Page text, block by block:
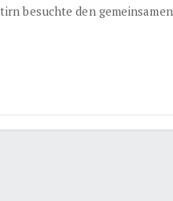
besuchte den gemeinsamen